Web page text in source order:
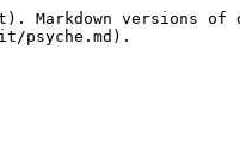
versions of
psyche.md).